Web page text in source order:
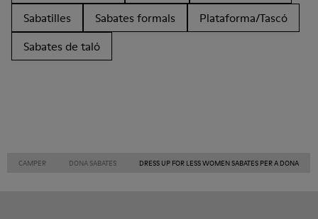
Sabatilles
Sabates formals
Plataforma/Tascó
Sabates de taló
CAMPER DONA SABATES DRESS UP FOR LESS WOMEN SABATES PER A DONA